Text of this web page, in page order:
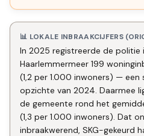
📊 LOKALE INBRAAKCIJFERS
In 2025 registreerde de politie
Haarlemmermeer 199
(1,2 per 1.000 inwoners) — een
opzichte van 2024. Daarmee
de gemeente rond het
(1,3 per 1.000 inwoners). Dat
inbraakwerend, SKG-gekeurd